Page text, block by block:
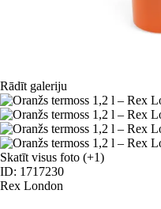
Rādīt galeriju
Skatīt visus foto (+1)
ID: 1717230
Rex London